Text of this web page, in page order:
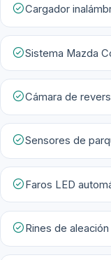
Cargador
Sistema Mazda
Cámara de
Sensores de
Faros LED
Rines de